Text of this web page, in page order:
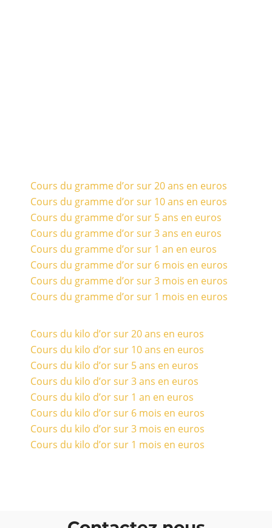
Cours du gramme d’or sur 20 ans en euros
Cours du gramme d’or sur 10 ans en euros
Cours du gramme d’or sur 5 ans en euros
Cours du gramme d’or sur 3 ans en euros
Cours du gramme d’or sur 1 an en euros
Cours du gramme d’or sur 6 mois en euros
Cours du gramme d’or sur 3 mois en euros
Cours du gramme d’or sur 1 mois en euros
Cours du kilo d’or sur 20 ans en euros
Cours du kilo d’or sur 10 ans en euros
Cours du kilo d’or sur 5 ans en euros
Cours du kilo d’or sur 3 ans en euros
Cours du kilo d’or sur 1 an en euros
Cours du kilo d’or sur 6 mois en euros
Cours du kilo d’or sur 3 mois en euros
Cours du kilo d’or sur 1 mois en euros